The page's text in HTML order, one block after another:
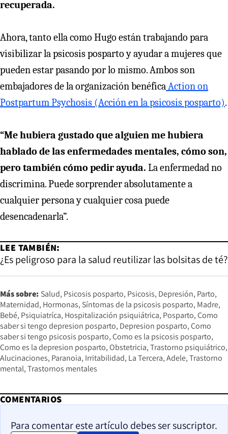
recuperada.
Ahora, tanto ella como Hugo están trabajando para
visibilizar la psicosis posparto y ayudar a mujeres que
pueden estar pasando por lo mismo. Ambos son
embajadores de la organización benéficaAction on
Postpartum Psychosis (Acción en la psicosis posparto).
“Me hubiera gustado que alguien me hubiera
hablado de las enfermedades mentales, cómo son,
pero también cómo pedir ayuda. La enfermedad no
discrimina. Puede sorprender absolutamente a
cualquier persona y cualquier cosa puede
desencadenarla”.
LEE TAMBIÉN:
¿Es peligroso para la salud reutilizar las bolsitas de té?
Más sobre: Salud Psicosis posparto Psicosis Depresión Parto
Maternidad Hormonas Síntomas de la psicosis posparto Madre
Bebé Psiquiatríca Hospitalización psiquiátrica Posparto Como
saber si tengo depresion posparto Depresion posparto Como
saber si tengo psicosis posparto Como es la psicosis posparto
Como es la depresion posparto Obstetricia Trastorno psiquiátrico
Alucinaciones Paranoia Irritabilidad La Tercera Adele Trastorno
mental Trastornos mentales
COMENTARIOS
Para comentar este artículo debes ser suscriptor.